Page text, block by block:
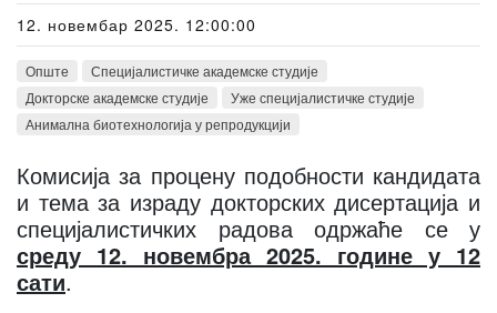
12. новембар 2025. 12:00:00
Опште
Специјалистичке академске студије
Докторске академске студије
Уже специјалистичке студије
Анимална биотехнологија у репродукцији
Комисија за процену подобности кандидата
и тема за израду докторских дисертација и
специјалистичких радова одржаће се у
среду 12. новембра 2025. године у 12
сати.